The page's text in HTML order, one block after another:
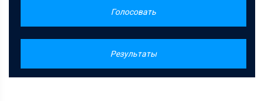
Голосовать
Результаты